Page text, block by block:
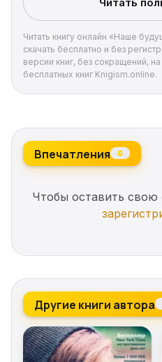
Темплтона. Следя за
страницах своих
ужасом осознают, что
его менять.
Читать книгу онлайн «Наше
скачать бесплатно и без
версии книг, без сокращений,
бесплатных книг Knigism.online.
Впечатления 0
Чтобы оставить свою
Другие книги автора